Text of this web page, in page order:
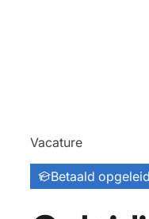
Vacature
Betaald